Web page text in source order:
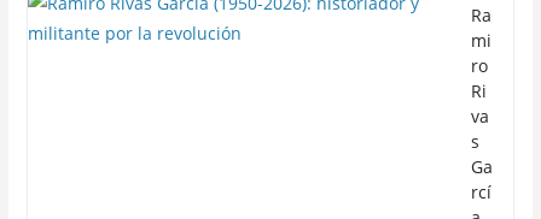
Ra
mi
ro
Ri
va
s
Ga
rcí